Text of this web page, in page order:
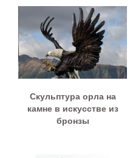
Скульптура орла на
камне в искусстве из
бронзы